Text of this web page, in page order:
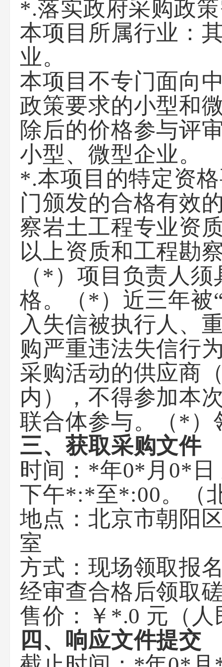
*.落实政府采购政
本项目所属行业：
业。
本项目不专门面向
政策要求的小型和
除后的价格参与评
小型、微型企业。
*.本项目的特定资
门颁发的合格有效
察岩土工程专业资
以上资质和工程勘
（*）项目负责人
格。（*）近三年
入失信被执行人、
购严重违法失信行
采购活动的供应商
内），不得参加本
联合体参与。（*）
三、获取采购文件
时间：*年0*月0*
下午*:*至*:00。（
地点：北京市朝阳
室
方式：现场领取报
经审查合格后领取
售价：￥*.0 元（人
四、响应文件提交